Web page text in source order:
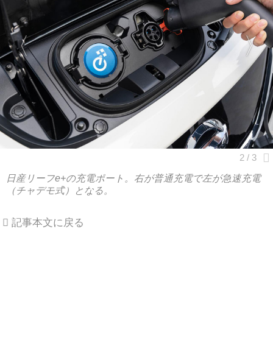
日産リーフe+の充電ポート。右が普通充電で左が急速充電
（チャデモ式）となる。
記事本文に戻る